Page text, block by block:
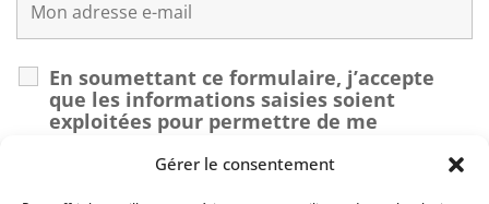
Gérer le consentement
En soumettant ce formulaire, j’accepte
que les informations saisies soient
exploitées pour permettre de me